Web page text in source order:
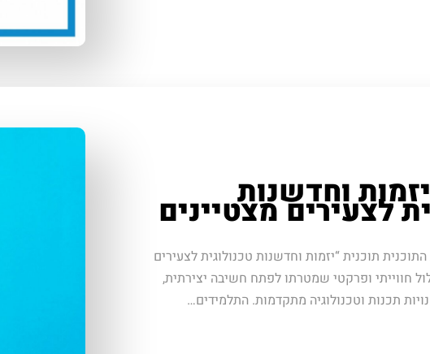
וחדשנות
לצעירים מצטיינים
תוכנית “יזמות וחדשנות טכנולוגית לצעירים
חווייתי ופרקטי שמטרתו לפתח חשיבה יצירתית,
תכנות וטכנולוגיה מתקדמות. התלמידים…